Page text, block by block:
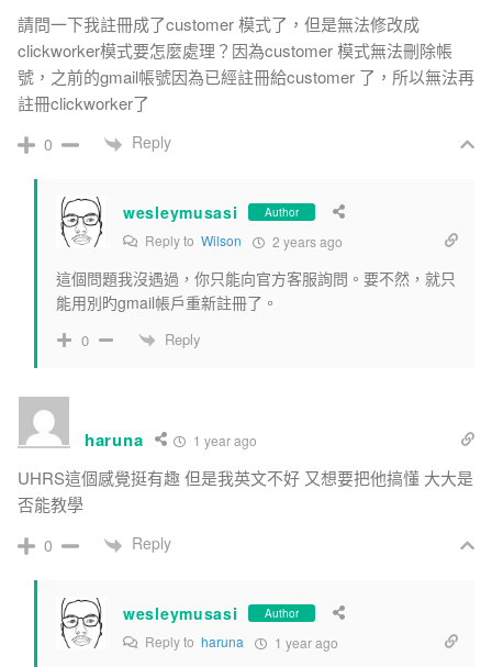
請問一下我註冊成了customer 模式了，但是無法修改成
clickworker模式要怎麼處理？因為customer 模式無法刪除帳
號，之前的gmail帳號因為已經註冊給customer 了，所以無法再
註冊clickworker了
0 Reply
wesleymusasi Author
Reply to Wilson 2 years ago
這個問題我沒遇過，你只能向官方客服詢問。要不然，就只
能用別旳gmail帳戶重新註冊了。
0 Reply
haruna 1 year ago
UHRS這個感覺挺有趣 但是我英文不好 又想要把他搞懂 大大是
否能教學
0 Reply
wesleymusasi Author
Reply to haruna 1 year ago